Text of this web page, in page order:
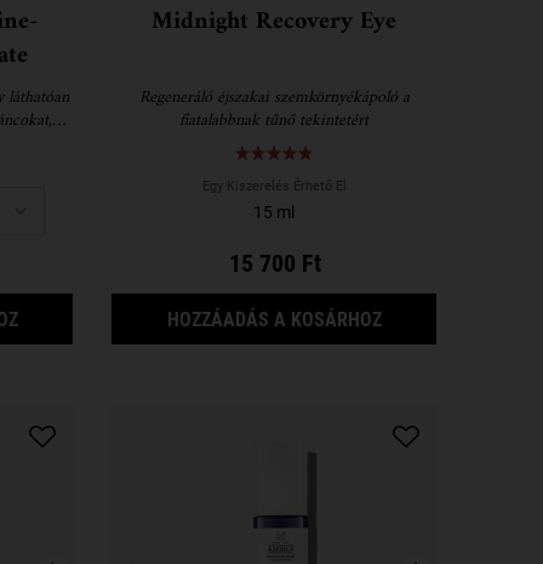
láthatóan
POWERFUL-STRENGTH LINE-REDUCING CONCENTRATE
Midnight Recovery Eye
Regeneráló éjszakai szemkörnyékápoló a
fiatalabbnak tűnő tekintetért
Egy Kiszerelés Érhető El
15 ml
15 700 Ft
HOZZÁADÁS A KOSÁRHOZMIDNIGHT